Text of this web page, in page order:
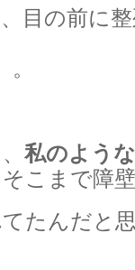
目の前に
私のよう
こまで障
たんだと